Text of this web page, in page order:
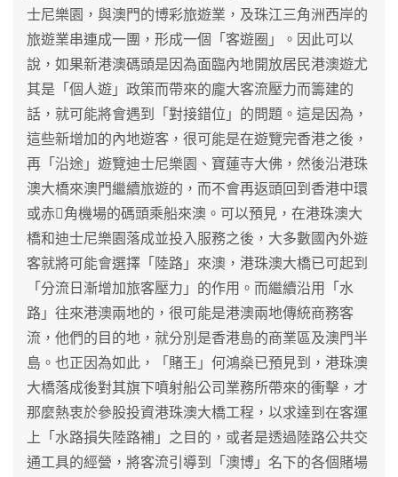
士尼樂園，與澳門的博彩旅遊業，及珠江三角洲西岸的
旅遊業串連成一團，形成一個「客遊圈」。因此可以
說，如果新港澳碼頭是因為面臨內地開放居民港澳遊尤
其是「個人遊」政策而帶來的龐大客流壓力而籌建的
話，就可能將會遇到「對接錯位」的問題。這是因為，
這些新增加的內地遊客，很可能是在遊覽完香港之後，
再「沿途」遊覽迪士尼樂園、寶蓮寺大佛，然後沿港珠
澳大橋來澳門繼續旅遊的，而不會再返頭回到香港中環
或赤角機場的碼頭乘船來澳。可以預見，在港珠澳大
橋和迪士尼樂園落成並投入服務之後，大多數國內外遊
客就將可能會選擇「陸路」來澳，港珠澳大橋已可起到
「分流日漸增加旅客壓力」的作用。而繼續沿用「水
路」往來港澳兩地的，很可能是港澳兩地傳統商務客
流，他們的目的地，就分別是香港島的商業區及澳門半
島。也正因為如此，「賭王」何鴻燊已預見到，港珠澳
大橋落成後對其旗下噴射船公司業務所帶來的衝擊，才
那麼熱衷於參股投資港珠澳大橋工程，以求達到在客運
上「水路損失陸路補」之目的，或者是透過陸路公共交
通工具的經營，將客流引導到「澳博」名下的各個賭場